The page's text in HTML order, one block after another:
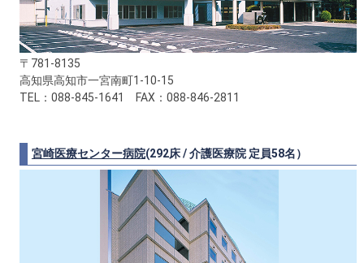
〒781-8135
高知県高知市一宮南町1-10-15
TEL：088-845-1641 FAX：088-846-2811
宮崎医療センター病院(292床 / 介護医療院 定員58名）